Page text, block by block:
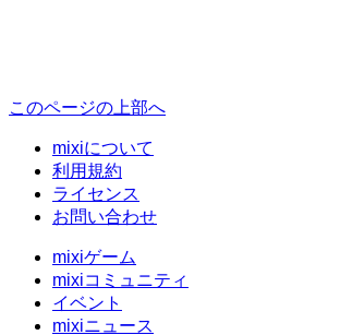
このページの上部へ
mixiについて
利用規約
ライセンス
お問い合わせ
mixiゲーム
mixiコミュニティ
イベント
mixiニュース